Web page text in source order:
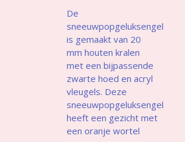
De
sneeuwpopgeluksengel
is gemaakt van 20
mm houten kralen
met een bijpassende
zwarte hoed en acryl
vleugels. Deze
sneeuwpopgeluksengel
heeft een gezicht met
een oranje wortel